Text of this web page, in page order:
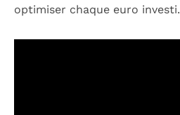
optimiser chaque euro investi.